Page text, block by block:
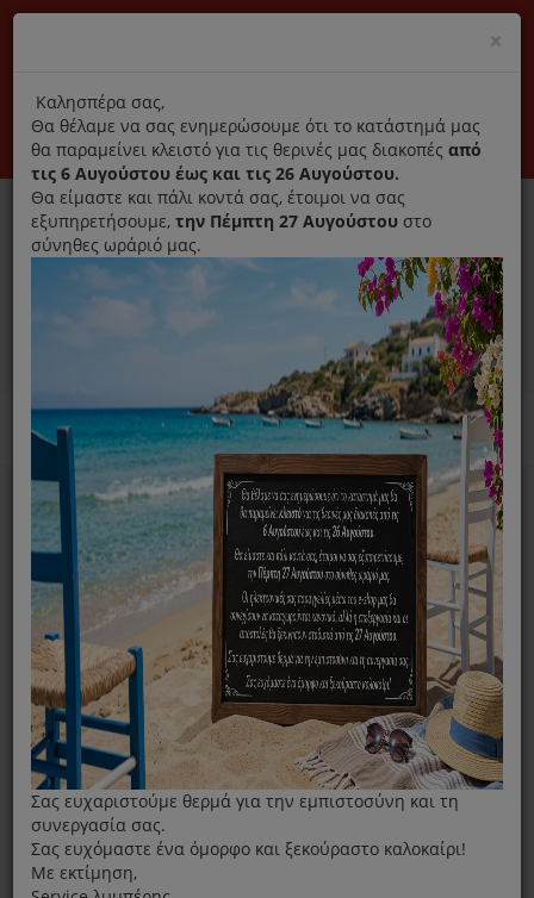
Αποκλειστικά γνήσια ανταλλακτικά
Σύνδεση Εγγραφή Εταιρεία Επικοινωνία
0
Ανταλλακτικά ηλεκτρικών συσκευών MENU
Home
Χύτρα
Πλαϊνή Λαβή Χύτρας Fissler Solar 6lt
×
title
Καλησπέρα σας,
Θα θέλαμε να σας ενημερώσουμε ότι το κατάστημά μας
θα παραμείνει κλειστό για τις θερινές μας διακοπές από
τις 6 Αυγούστου έως και τις 26 Αυγούστου.
Θα είμαστε και πάλι κοντά σας, έτοιμοι να σας
εξυπηρετήσουμε, την Πέμπτη 27 Αυγούστου στο
σύνηθες ωράριό μας.
Σας ευχαριστούμε θερμά για την εμπιστοσύνη και τη
συνεργασία σας.
Σας ευχόμαστε ένα όμορφο και ξεκούραστο καλοκαίρι!
Με εκτίμηση,